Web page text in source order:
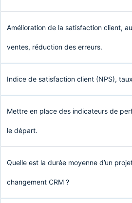
Amélioration de la satisfaction client,
ventes, réduction des erreurs.
Indice de satisfaction client (NPS),
Mettre en place des indicateurs de
le départ.
Quelle est la durée moyenne d’un
changement CRM ?